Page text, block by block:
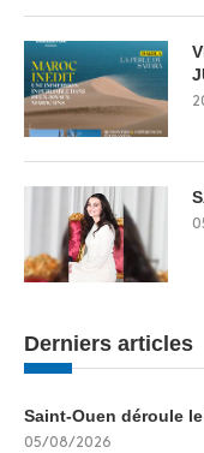
Derniers articles
Saint-Ouen déroule
05/08/2026